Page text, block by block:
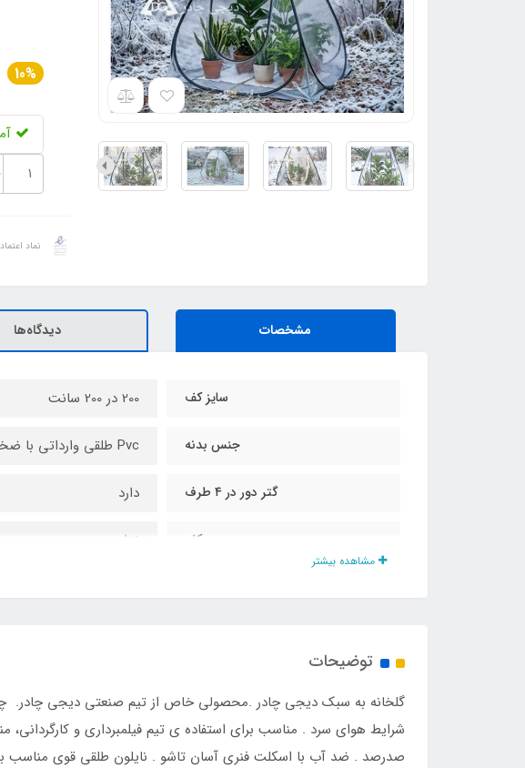
10%
نماد اعتماد
مشخصات دیدگاه‌ها
سایز کف 200 در 200 سانت
جنس بدنه Pvc طلقی وارداتی با ضخامت ۲۵ صدم
گتر دور در ۴ طرف دارد
کف ندارد
کاور حمل مخصوص دارد
مشاهده بیشتر
توضیحات
شرایط هوای سرد . مناسب برای استفاده ی تیم فیلمبرداری و
صدرصد . ضد آب با اسکلت فنری آسان تاشو . نایلون طلقی قوی مناسب